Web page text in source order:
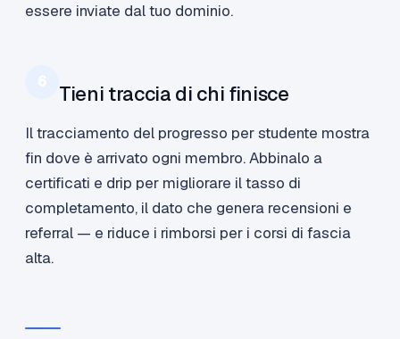
essere inviate dal tuo dominio.
Tieni traccia di chi finisce
Il tracciamento del progresso per studente mostra
fin dove è arrivato ogni membro. Abbinalo a
certificati e drip per migliorare il tasso di
completamento, il dato che genera recensioni e
referral — e riduce i rimborsi per i corsi di fascia
alta.